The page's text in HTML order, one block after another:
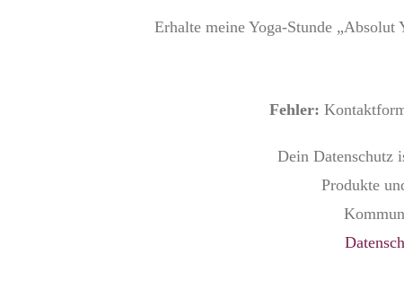
Erhalte meine Yoga-Stunde
Fehler:
Dein Datenschutz
Produkte